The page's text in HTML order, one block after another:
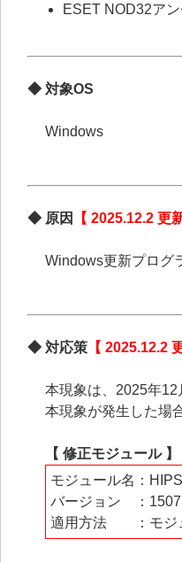
ESET NOD32ア
◆ 対象OS
Windows
◆ 原因 【 2025.12.2 更
Windows更新プログ
◆ 対応策 【 2025.12.2
本現象は、2025年
本現象が発生した場
【 修正モジュール 】
モジュール名：
バージョン ：
適用方法 ：モジュ